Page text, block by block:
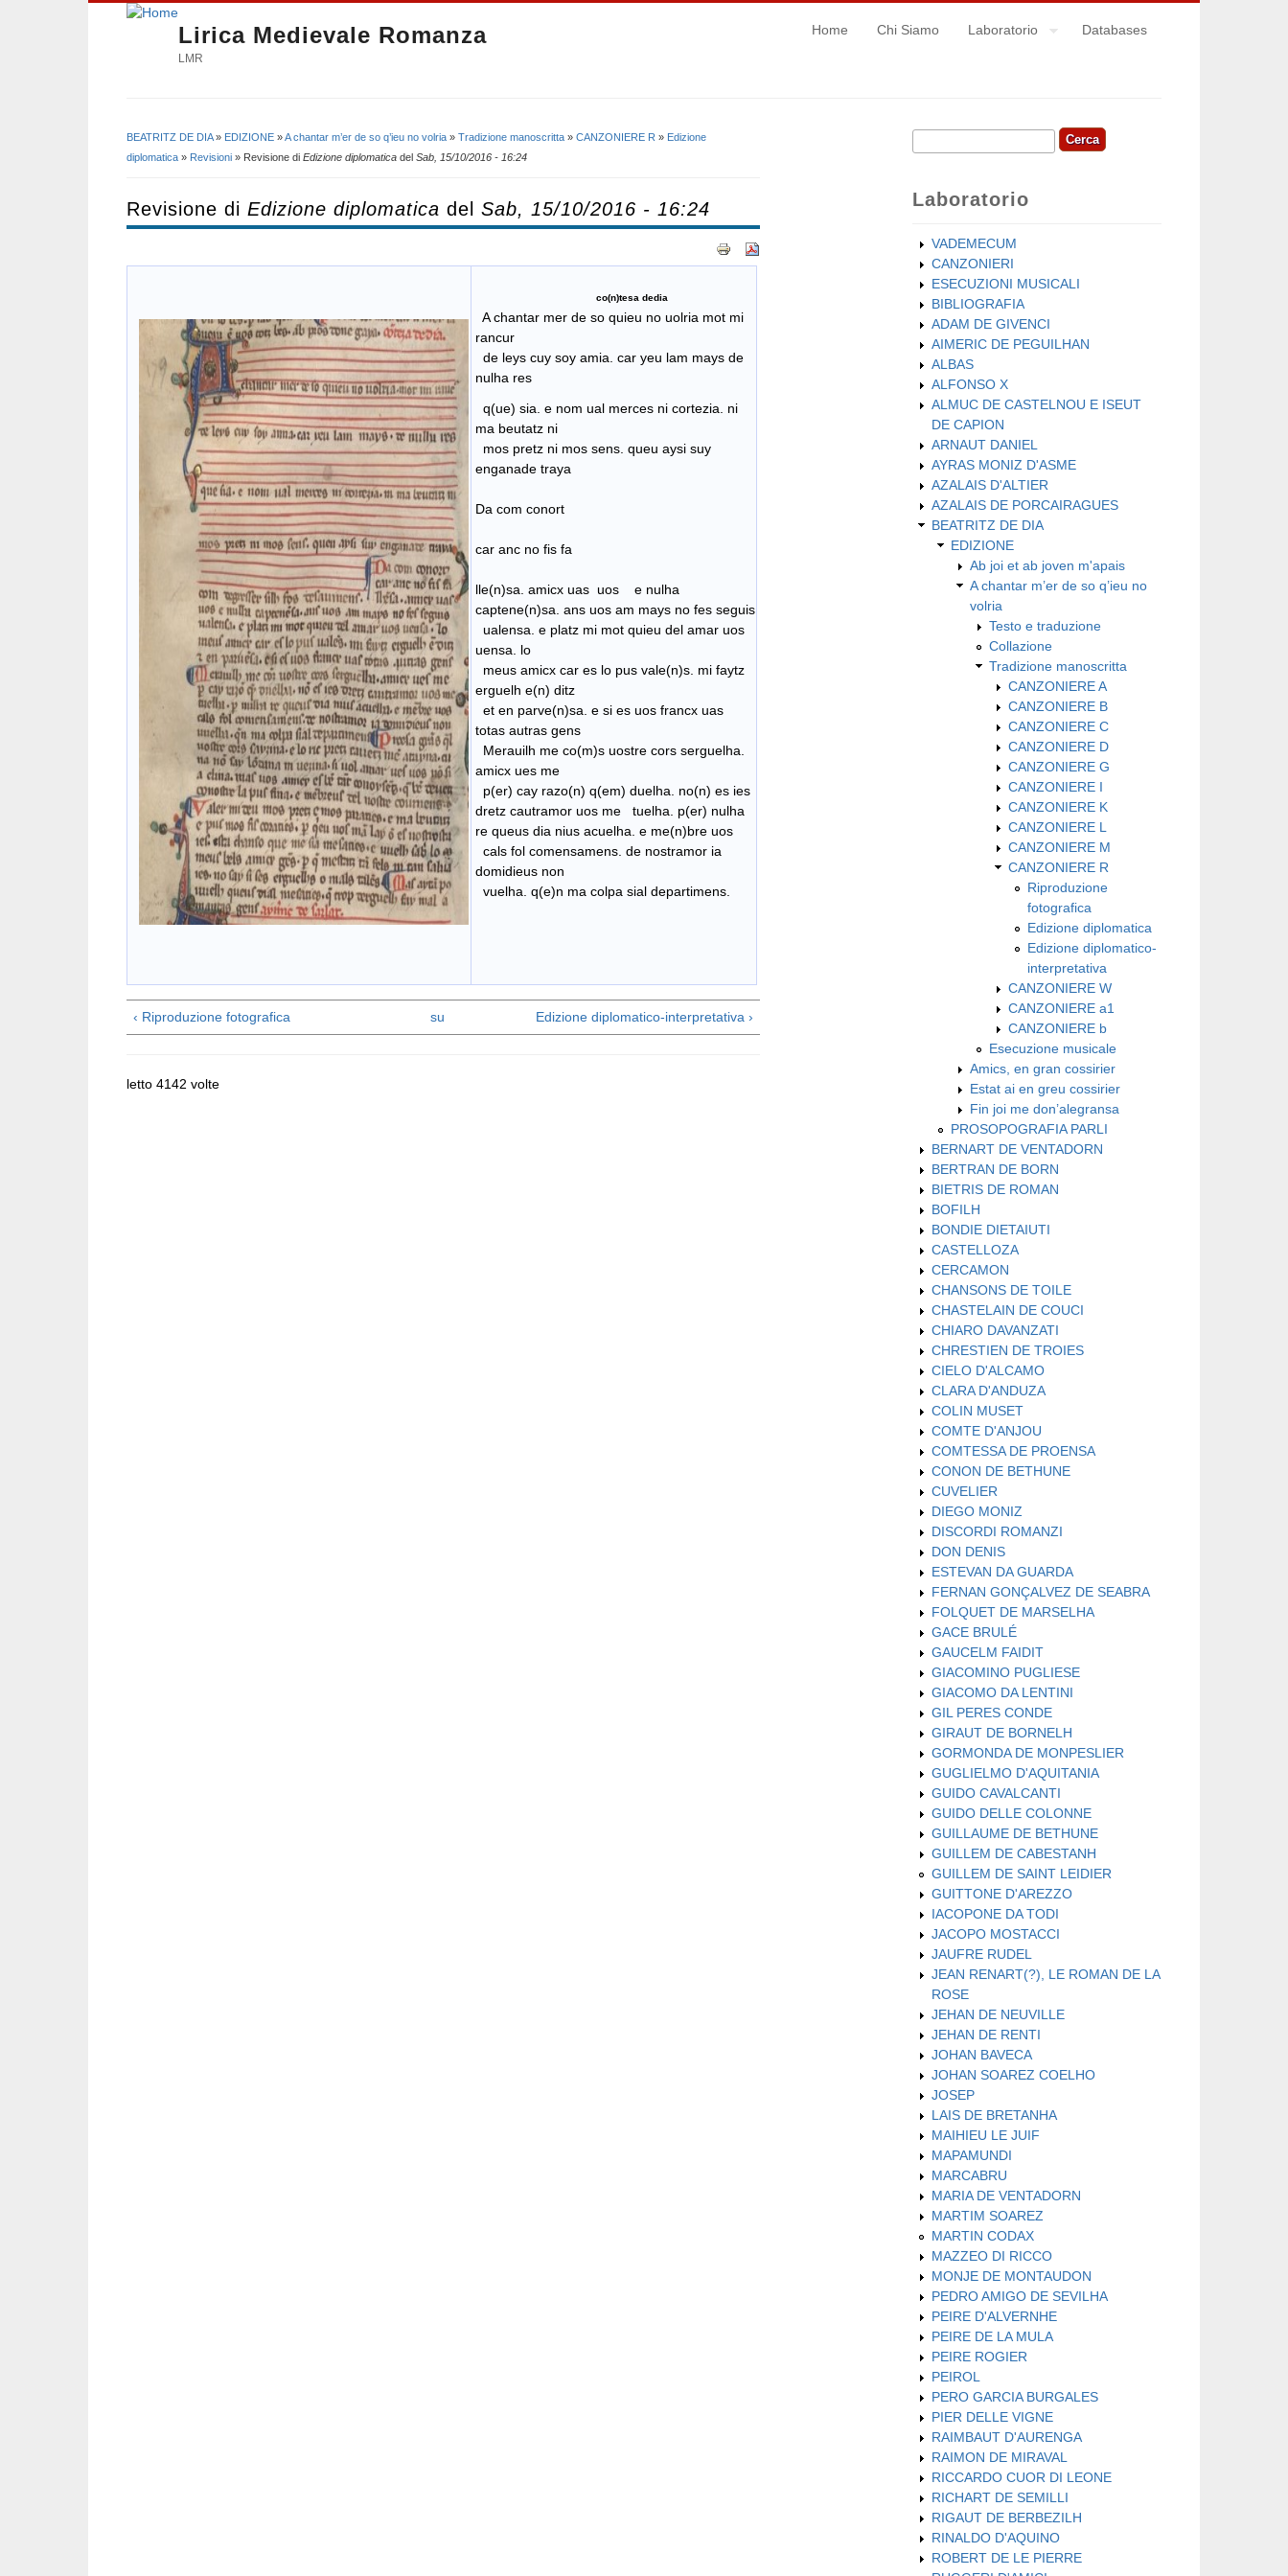
Lirica Medievale Romanza
LMR
Home Chi Siamo Laboratorio Databases
Tu sei qui
BEATRITZ DE DIA» EDIZIONE »A chantar m’er de so q’ieu no volria » Tradizione manoscritta » CANZONIERE R » Edizione
diplomatica » Revisioni » Revisione di Edizione diplomatica del Sab, 15/10/2016 - 16:24
Revisione di Edizione diplomatica del Sab, 15/10/2016 - 16:24
co(n)tesa dedia
A chantar mer de so quieu no uolria mot mi
rancur
de leys cuy soy amia. car yeu lam mays de
nulha res
q(ue) sia. e nom ual merces ni cortezia. ni
ma beutatz ni
mos pretz ni mos sens. queu aysi suy
enganade traya
Da com conort
car anc no fis fa
lle(n)sa. amicx uas uos e nulha
captene(n)sa. ans uos am mays no fes seguis
ualensa. e platz mi mot quieu del amar uos
uensa. lo
meus amicx car es lo pus vale(n)s. mi faytz
erguelh e(n) ditz
et en parve(n)sa. e si es uos francx uas
totas autras gens
Merauilh me co(m)s uostre cors serguelha.
amicx ues me
p(er) cay razo(n) q(em) duelha. no(n) es ies
dretz cautramor uos me tuelha. p(er) nulha
re queus dia nius acuelha. e me(n)bre uos
cals fol comensamens. de nostramor ia
domidieus non
vuelha. q(e)n ma colpa sial departimens.
‹ Riproduzione fotografica su Edizione diplomatico-interpretativa ›
letto 4142 volte
Form di ricerca
Cerca
Laboratorio
VADEMECUM
CANZONIERI
ESECUZIONI MUSICALI
BIBLIOGRAFIA
ADAM DE GIVENCI
AIMERIC DE PEGUILHAN
ALBAS
ALFONSO X
ALMUC DE CASTELNOU E ISEUT
DE CAPION
ARNAUT DANIEL
AYRAS MONIZ D'ASME
AZALAIS D'ALTIER
AZALAIS DE PORCAIRAGUES
BEATRITZ DE DIA
EDIZIONE
Ab joi et ab joven m'apais
A chantar m’er de so q’ieu no
volria
Testo e traduzione
Collazione
Tradizione manoscritta
CANZONIERE A
CANZONIERE B
CANZONIERE C
CANZONIERE D
CANZONIERE G
CANZONIERE I
CANZONIERE K
CANZONIERE L
CANZONIERE M
CANZONIERE R
Riproduzione
fotografica
Edizione diplomatica
Edizione diplomatico-
interpretativa
CANZONIERE W
CANZONIERE a1
CANZONIERE b
Esecuzione musicale
Amics, en gran cossirier
Estat ai en greu cossirier
Fin joi me don’alegransa
PROSOPOGRAFIA PARLI
BERNART DE VENTADORN
BERTRAN DE BORN
BIETRIS DE ROMAN
BOFILH
BONDIE DIETAIUTI
CASTELLOZA
CERCAMON
CHANSONS DE TOILE
CHASTELAIN DE COUCI
CHIARO DAVANZATI
CHRESTIEN DE TROIES
CIELO D'ALCAMO
CLARA D'ANDUZA
COLIN MUSET
COMTE D'ANJOU
COMTESSA DE PROENSA
CONON DE BETHUNE
CUVELIER
DIEGO MONIZ
DISCORDI ROMANZI
DON DENIS
ESTEVAN DA GUARDA
FERNAN GONÇALVEZ DE SEABRA
FOLQUET DE MARSELHA
GACE BRULÉ
GAUCELM FAIDIT
GIACOMINO PUGLIESE
GIACOMO DA LENTINI
GIL PERES CONDE
GIRAUT DE BORNELH
GORMONDA DE MONPESLIER
GUGLIELMO D'AQUITANIA
GUIDO CAVALCANTI
GUIDO DELLE COLONNE
GUILLAUME DE BETHUNE
GUILLEM DE CABESTANH
GUILLEM DE SAINT LEIDIER
GUITTONE D'AREZZO
IACOPONE DA TODI
JACOPO MOSTACCI
JAUFRE RUDEL
JEAN RENART(?), LE ROMAN DE LA
ROSE
JEHAN DE NEUVILLE
JEHAN DE RENTI
JOHAN BAVECA
JOHAN SOAREZ COELHO
JOSEP
LAIS DE BRETANHA
MAIHIEU LE JUIF
MAPAMUNDI
MARCABRU
MARIA DE VENTADORN
MARTIM SOAREZ
MARTIN CODAX
MAZZEO DI RICCO
MONJE DE MONTAUDON
PEDRO AMIGO DE SEVILHA
PEIRE D'ALVERNHE
PEIRE DE LA MULA
PEIRE ROGIER
PEIROL
PERO GARCIA BURGALES
PIER DELLE VIGNE
RAIMBAUT D'AURENGA
RAIMON DE MIRAVAL
RICCARDO CUOR DI LEONE
RICHART DE SEMILLI
RIGAUT DE BERBEZILH
RINALDO D'AQUINO
ROBERT DE LE PIERRE